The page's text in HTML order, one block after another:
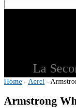
La
Home - Aerei -
Armstrong